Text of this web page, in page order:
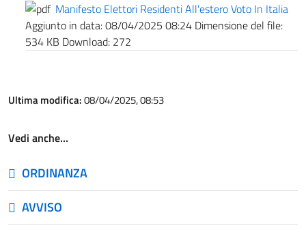
Manifesto Elettori Residenti All'estero Voto In Italia
Aggiunto in data:08/04/2025 08:24 Dimensione del file:
534 KB Download: 272
Ultima modifica:08/04/2025, 08:53
Vedi anche…
ORDINANZA
AVVISO